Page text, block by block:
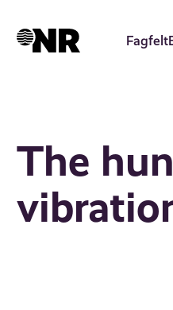
hovedinnhold
Fagfelt
The